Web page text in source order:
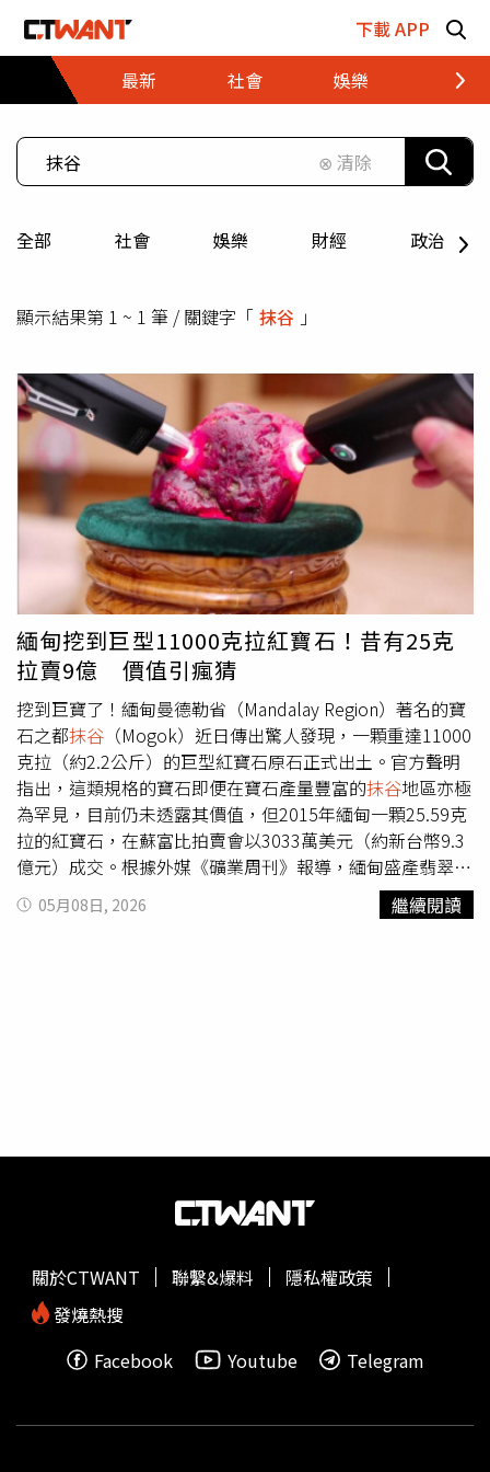
下載 APP
最新
社會 娛樂 財經
⊗ 清除
全部 社會 娛樂 財經 政治
顯示結果第 1 ~ 1 筆 / 關鍵字「 抹谷 」
緬甸挖到巨型11000克拉紅寶石！昔有25克
拉賣9億 價值引瘋猜
挖到巨寶了！緬甸曼德勒省（Mandalay Region）著名的寶
石之都抹谷 （Mogok）近日傳出驚人發現，一顆重達11000
克拉（約2.2公斤）的巨型紅寶石原石正式出土。官方聲明
指出，這類規格的寶石即便在寶石產量豐富的抹谷地區亦極
為罕見，目前仍未透露其價值，但2015年緬甸一顆25.59克
拉的紅寶石，在蘇富比拍賣會以3033萬美元（約新台幣9.3
億元）成交。根據外媒《礦業周刊》報導，緬甸盛產翡翠與
各類寶石，其中最有名的就是
地區，過去數十年有多次
發現大型寶石。8日緬甸官方發出聲明，有一顆重達11000
據緬甸現行法規，礦工一旦挖掘到具有高價值的寶石，必須
央政府呈報。稀有礦產收歸國有或統一管理，一直是緬甸軍
政府控制國家財政資源的重要手段之一。
多次出產世界級巨鑽，包括1990年發現的496克拉紅寶石，
以及2022年出土的2789克拉紅寶石。
05月08日, 2026 繼續閱讀
關於CTWANT 聯繫&爆料
隱私權政策
發燒熱搜
Facebook
Youtube Telegram